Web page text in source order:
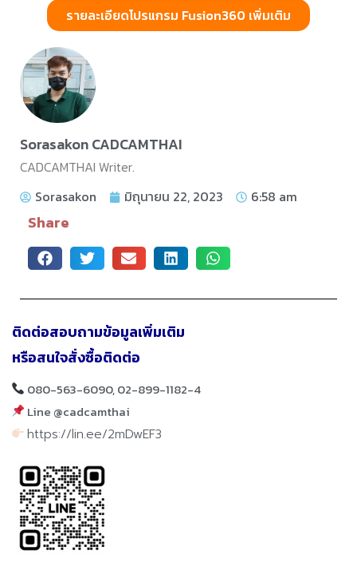
รายละเอียดโปรแกรม Fusion360 เพิ่มเติม
Sorasakon CADCAMTHAI
CADCAMTHAI Writer.
Sorasakon
มิถุนายน 22, 2023 6:58 am
Share
ติดต่อสอบถามข้อมูลเพิ่มเติม
หรือสนใจสั่งซื้อติดต่อ
080-563-6090, 02-899-1182-4
Line @cadcamthai
https://lin.ee/2mDwEF3